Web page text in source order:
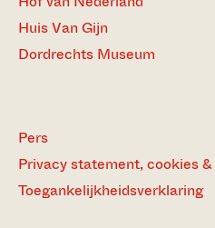
Huis Van Gijn
Dordrechts Museum
Pers
Privacy statement, cookies
Toegankelijkheidsverklaring